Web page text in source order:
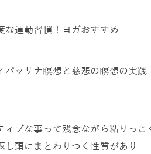
運動習慣！ヨガおすすめ
ッサナ瞑想と慈悲の瞑想の実践
ィブな事って残念ながら粘りっこ
し頭にまとわりつく性質があり